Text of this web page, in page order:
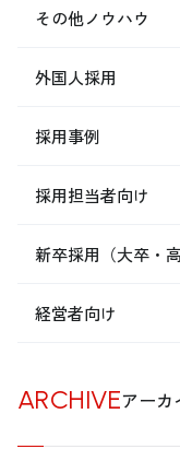
その他ノウハウ
外国人採用
採用事例
採用担当者向け
新卒採用（大卒・高
経営者向け
ARCHIVEアーカ